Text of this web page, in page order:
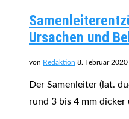
Ursachen und
von Redaktion 8. Februar 2020
Der Samenleiter (lat.
rund 3 bis 4 mm